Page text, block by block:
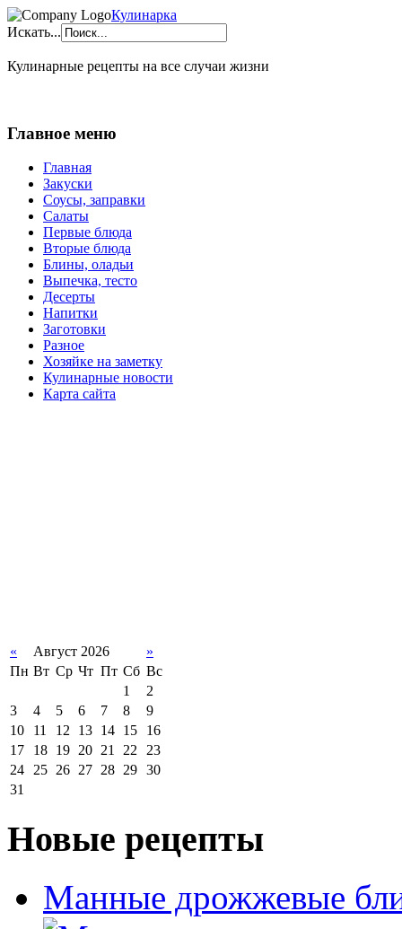
Кулинарка
Искать...
Кулинарные рецепты на все случаи жизни
Главное меню
Главная
Закуски
Соусы, заправки
Салаты
Первые блюда
Вторые блюда
Блины, оладьи
Выпечка, тесто
Десерты
Напитки
Заготовки
Разное
Хозяйке на заметку
Кулинарные новости
Карта сайта
« Август 2026
»
Пн Вт Ср Чт Пт Сб Вс
1
2
3
4 5 6 7 8
9
10
11 12 13 14 15
16
17
18 19 20 21 22 23
24 25 26 27 28 29 30
31
Новые рецепты
Манные дрожжевые